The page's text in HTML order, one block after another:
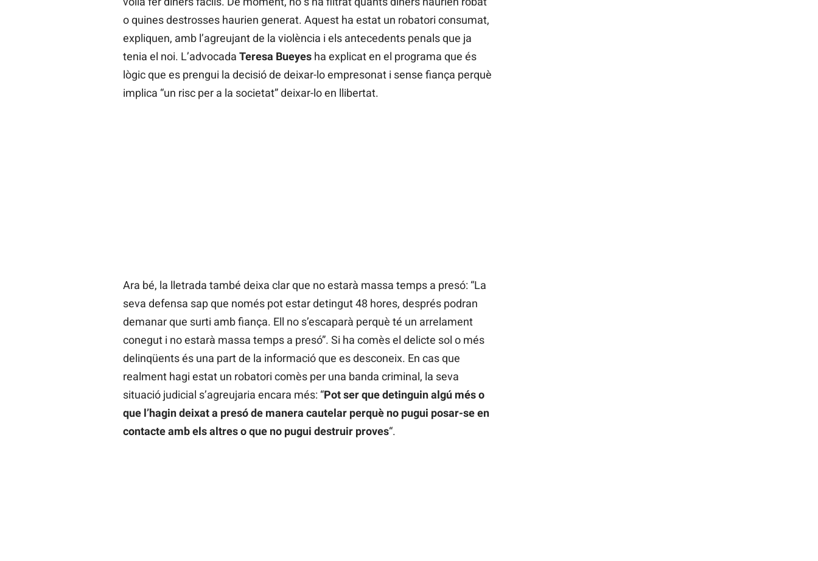
o quines destrosses haurien generat. Aquest ha estat un robatori consumat,
expliquen, amb l’agreujant de la violència i els antecedents penals que ja
tenia el noi. L’advocada Teresa Bueyesha explicat en el programa que és
lògic que es prengui la decisió de deixar-lo empresonat i sense fiança perquè
implica “un risc per a la societat” deixar-lo en llibertat.
Ara bé, la lletrada també deixa clar que no estarà massa temps a presó: “La
seva defensa sap que només pot estar detingut 48 hores, després podran
demanar que surti amb fiança. Ell no s’escaparà perquè té un arrelament
conegut i no estarà massa temps a presó”. Si ha comès el delicte sol o més
delinqüents és una part de la informació que es desconeix. En cas que
realment hagi estat un robatori comès per una banda criminal, la seva
situació judicial s’agreujaria encara més: “Pot ser que detinguin algú més o
que l’hagin deixat a presó de manera cautelar perquè no pugui posar-se en
contacte amb els altres o que no pugui destruir proves“.